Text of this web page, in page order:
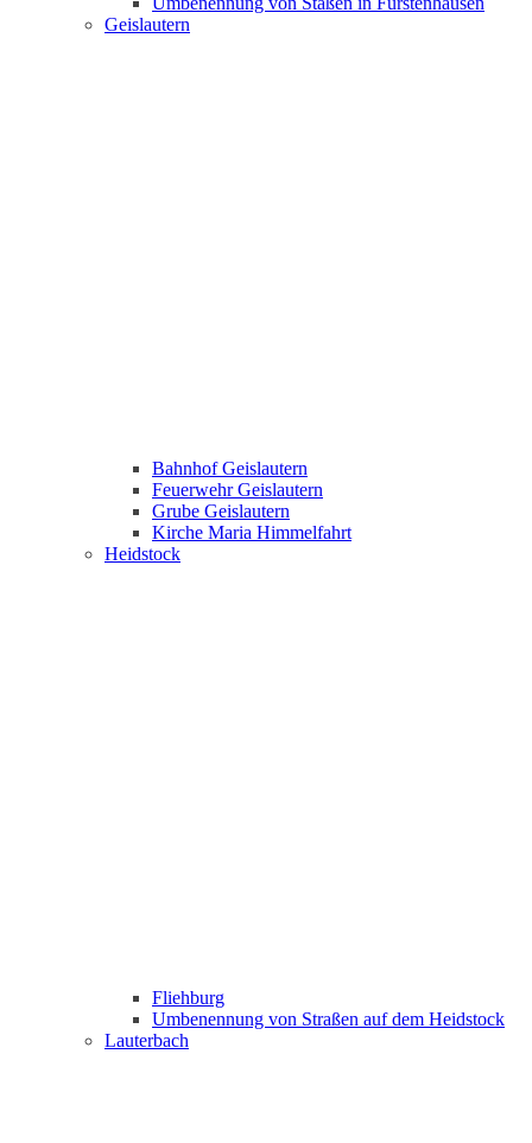
Geislautern
Bahnhof Geislautern
Feuerwehr Geislautern
Grube Geislautern
Kirche Maria Himmelfahrt
Heidstock
Fliehburg
Umbenennung von Straßen auf dem Heidstock
Lauterbach